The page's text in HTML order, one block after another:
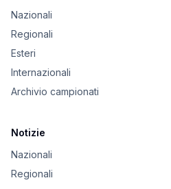
Nazionali
Regionali
Esteri
Internazionali
Archivio campionati
Notizie
Nazionali
Regionali